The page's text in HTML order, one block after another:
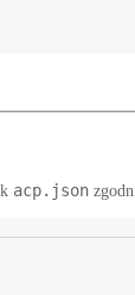
acp.json